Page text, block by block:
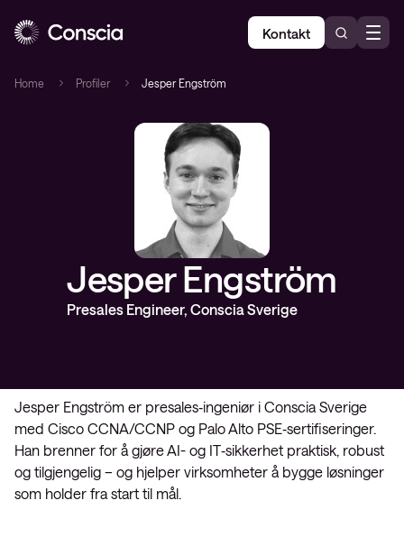
Kontakt
Home Profiler Jesper Engström
Jesper Engström
Presales Engineer, Conscia Sverige
Jesper Engström er presales‑ingeniør i Conscia Sverige
med Cisco CCNA/CCNP og Palo Alto PSE‑sertifiseringer.
Han brenner for å gjøre AI- og IT‑sikkerhet praktisk, robust
og tilgjengelig – og hjelper virksomheter å bygge løsninger
som holder fra start til mål.